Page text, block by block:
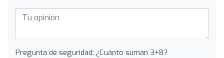
Pregunta de seguridad: ¿Cuánto suman 3+8?